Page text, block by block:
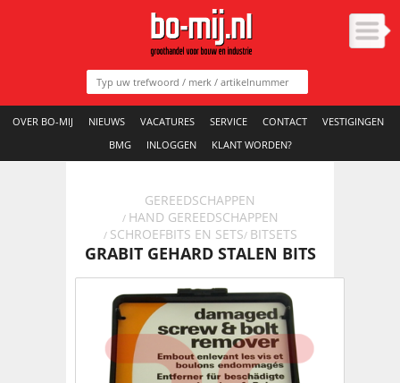
OVER BO-MIJ NIEUWS VACATURES SERVICE CONTACT
VESTIGINGEN
BMG
INLOGGEN KLANT WORDEN?
GEREEDSCHAPPEN
/ HAND GEREEDSCHAPPEN
/ SCHROEFBITS EN SETS/ BITSETS
GRABIT GEHARD STALEN BITS